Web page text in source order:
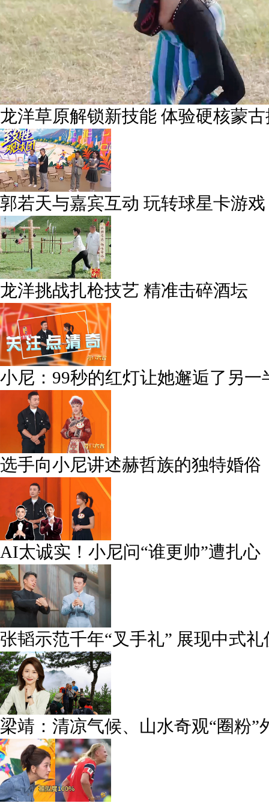
龙洋草原解锁新技能 体验硬核蒙
郭若天与嘉宾互动 玩转球星卡游戏
龙洋挑战扎枪技艺 精准击碎酒坛
小尼：99秒的红灯让她邂逅了另一
选手向小尼讲述赫哲族的独特婚俗
AI太诚实！小尼问“谁更帅”遭扎心
张韬示范千年“叉手礼” 展现中式礼
梁靖：清凉气候、山水奇观“圈粉”